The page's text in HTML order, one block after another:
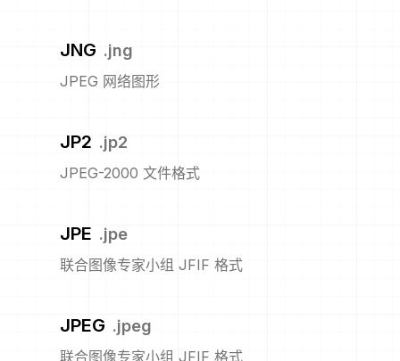
JNG .jng
JPEG 网络图形
JP2 .jp2
JPEG-2000 文件格式
JPE .jpe
联合图像专家小组 JFIF 格式
JPEG .jpeg
联合图像专家小组 JFIF 格式